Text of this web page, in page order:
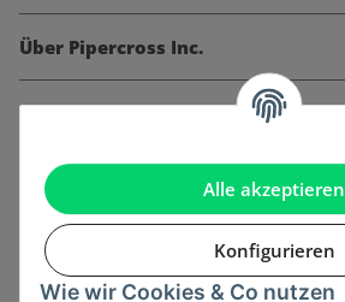
Alle akzeptieren
Konfigurieren
Wie wir Cookies & Co nutzen
Über Pipercross Inc.
Informationen
Gesetzliche Informationen